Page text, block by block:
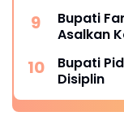
Bupati
Asalkan
Bupati
Disiplin